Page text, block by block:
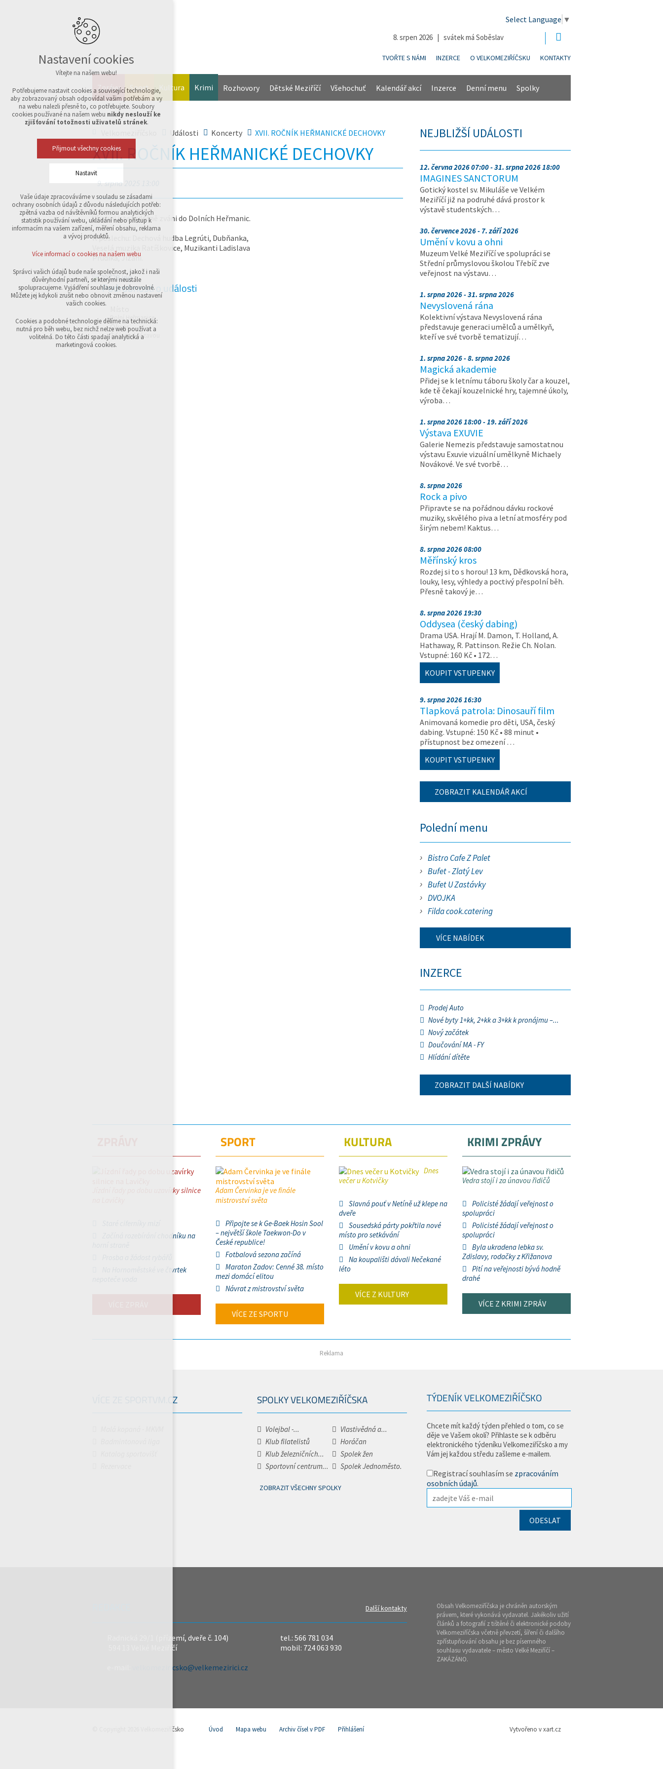
Select Language ▼
8. srpen 2026 | svátek má Soběslav
TVOŘTE S NÁMI INZERCE O VELKOMEZIŘÍČSKU KONTAKTY
Zprávy Sport Kultura Krimi Rozhovory Dětské Meziříčí Všehochuť Kalendář akcí Inzerce Denní menu Spolky
Události Koncerty XVII. ROČNÍK HEŘMANICKÉ DECHOVKY
XVII. ROČNÍK HEŘMANICKÉ DECHOVKY
9. srpna 2025 13:00
Všichni jste srdečně zváni do Dolních Heřmanic.
K poslechu: Dechová hudba Legrúti, Dubňanka,
Veselá muzika Ratíškovice, Muzikanti Ladislava
Prudíka, Jižani.
Podrobnosti o události
Dolní Heřmanice
Okres
Žďár nad Sázavou
NEJBLIŽŠÍ UDÁLOSTI
12. června 2026 07:00 - 31. srpna 2026 18:00
IMAGINES SANCTORUM
Gotický kostel sv. Mikuláše ve Velkém
Meziříčí již na podruhé dává prostor k
výstavě studentských…
30. července 2026 - 7. září 2026
Umění v kovu a ohni
Muzeum Velké Meziříčí ve spolupráci se
Střední průmyslovou školou Třebíč zve
veřejnost na výstavu…
1. srpna 2026 - 31. srpna 2026
Nevyslovená rána
Kolektivní výstava Nevyslovená rána
představuje generaci umělců a umělkyň,
kteří ve své tvorbě tematizují…
1. srpna 2026 - 8. srpna 2026
Magická akademie
Přidej se k letnímu táboru školy čar a kouzel,
kde tě čekají kouzelnické hry, tajemné úkoly,
výroba…
1. srpna 2026 18:00 - 19. září 2026
Výstava EXUVIE
Galerie Nemezis představuje samostatnou
výstavu Exuvie vizuální umělkyně Michaely
Novákové. Ve své tvorbě…
8. srpna 2026
Rock a pivo
Připravte se na pořádnou dávku rockové
muziky, skvělého piva a letní atmosféry pod
širým nebem! Kaktus…
8. srpna 2026 08:00
Měřínský kros
Rozdej si to s horou! 13 km, Dědkovská hora,
louky, lesy, výhledy a poctivý přespolní běh.
Přesně takový je…
8. srpna 2026 19:30
Oddysea (český dabing)
Drama USA. Hrají M. Damon, T. Holland, A.
Hathaway, R. Pattinson. Režie Ch. Nolan.
Vstupné: 160 Kč • 172…
KOUPIT VSTUPENKY
9. srpna 2026 16:30
Tlapková patrola: Dinosauří film
Animovaná komedie pro děti, USA, český
dabing. Vstupné: 150 Kč • 88 minut •
přístupnost bez omezení …
KOUPIT VSTUPENKY
ZOBRAZIT KALENDÁŘ AKCÍ
Polední menu
Bistro Cafe Z Palet
Bufet - Zlatý Lev
Bufet U Zastávky
DVOJKA
Filda cook.catering
VÍCE NABÍDEK
INZERCE
Prodej Auto
Nové byty 1+kk, 2+kk a 3+kk k pronájmu –...
Nový začátek
Doučování MA - FY
Hlídání dítěte
ZOBRAZIT DALŠÍ NABÍDKY
Jízdní řady po dobu uzavírky silnice
Začíná rozebírání chodníku na
Na Hornoměstské ve čtvrtek
SPORT
Adam Červinka je ve finále
mistrovství světa
Připojte se k Ge-Baek Hosin Sool
– největší škole Taekwon-Do v
České republice!
Fotbalová sezona začíná
Maraton Zadov: Cenné 38. místo
mezi domácí elitou
Návrat z mistrovství světa
VÍCE ZE SPORTU
KULTURA
Dnes
večer u Kotvičky
Slavná pouť v Netíně už klepe na
dveře
Sousedská párty pokřtila nové
místo pro setkávání
Umění v kovu a ohni
Na koupališti dávali Nečekané
léto
VÍCE Z KULTURY
KRIMI ZPRÁVY
Vedra stojí i za únavou řidičů
Policisté žádají veřejnost o
spolupráci
Policisté žádají veřejnost o
spolupráci
Byla ukradena lebka sv.
Zdislavy, rodačky z Křižanova
Pití na veřejnosti bývá hodně
drahé
VÍCE Z KRIMI ZPRÁV
Reklama
VÍCE ZE SPORTVM.CZ SPOLKY VELKOMEZIŘÍČSKA
Volejbal -...
Vlastivědná a...
Klub filatelistů
Horáčan
Klub železničních...
Spolek žen
Sportovní centrum...
Spolek Jednoměsto.
ZOBRAZIT VŠECHNY SPOLKY
TÝDENÍK VELKOMEZIŘÍČSKO
Chcete mít každý týden přehled o tom, co se
děje ve Vašem okolí? Přihlaste se k odběru
elektronického týdeníku Velkomeziříčsko a my
Vám jej každou středu zašleme e-mailem.
Registrací souhlasím se zpracováním
osobních údajů.
Další kontakty
Radnická 29/1 (přízemí, dveře č. 104)
594 13 Velké Meziříčí
velkomeziricsko@velkemezirici.cz
tel.: 566 781 034
mobil: 724 063 930
Obsah Velkomeziříčska je chráněn autorským
právem, které vykonává vydavatel. Jakékoliv užití
článků a fotografií z tištěné či elektronické podoby
Velkomeziříčska včetně převzetí, šíření či dalšího
zpřístupňování obsahu je bez písemného
souhlasu vydavatele – město Velké Meziříčí –
ZAKÁZÁNO.
© Copyright 2026 Velkomeziříčsko Úvod Mapa webu Archiv čísel v PDF Přihlášení Vytvořeno v xart.cz
Nastavení cookies
Vítejte na našem webu!
Potřebujeme nastavit cookies a související technologie,
aby zobrazovaný obsah odpovídal vašim potřebám a vy
na webu nalezli přesně to, co potřebujete. Soubory
cookies používané na našem webu nikdy neslouží ke
zjišťování totožnosti uživatelů stránek.
Přijmout všechny cookies
Nastavit
Technická cookies
nutná pro provozování webu
udržení kontextu stránek (session): případná
přihlášení, volby jazyka, apod.
analytická pro anonymizované vyhodnocení
návštěvnosti
marketingová cookies (Google,Sklik)
Více informací o cookies na našem webu
Přijmout všechny cookies
Odmítnout vše
Vaše údaje zpracováváme v souladu se zásadami
ochrany osobních údajů z důvodu následujících potřeb:
zpětná vazba od návštěvníků formou analytických
statistik používání webu, ukládání nebo přístup k
informacím na vašem zařízení, měření obsahu, reklama
a vývoj produktů.
Více informací o cookies na našem webu
Správci vašich údajů bude naše společnost, jakož i naši
důvěryhodní partneři, se kterými neustále
spolupracujeme. Vyjádření souhlasu je dobrovolné.
Můžete jej kdykoli zrušit nebo obnovit změnou nastavení
vašich cookies.
Cookies a podobné technologie dělíme na technická:
nutná pro běh webu, bez nichž nelze web používat a
volitelná. Do této části spadají analytická a
marketingová cookies.